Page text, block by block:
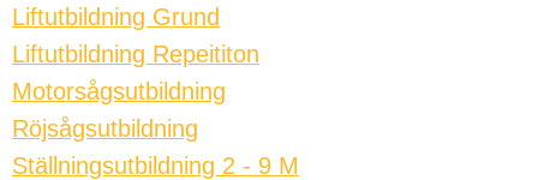
Liftutbildning Grund
Liftutbildning Repeititon
Motorsågsutbildning
Röjsågsutbildning
Ställningsutbildning 2 - 9 M